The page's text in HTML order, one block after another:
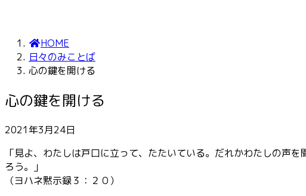
HOME
日々のみことば
心の鍵を開ける
心の鍵を開ける
2021年3月24日
「見よ、わたしは戸口に立って、たたいている。だれかわたしの声
ろう。」
（ヨハネ黙示録３：２０）